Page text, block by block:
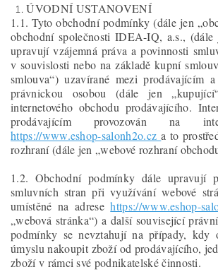
ÚVODNÍ USTANOVENÍ
1.1. Tyto obchodní podmínky (dále jen
obchodní společnosti IDEA-IQ, a.s., (dále
upravují vzájemná práva a povinnosti
v souvislosti nebo na základě kupní
smlouva“) uzavírané mezi prodávajícím
právnickou osobou (dále jen
internetového obchodu prodávajícího.
prodávajícím provozován na
https://www.eshop-salonh2o.cza to
rozhraní (dále jen „webové rozhraní
1.2. Obchodní podmínky dále upravují
smluvních stran při využívání webové
umístěné na adresehttps://www.eshop-
„webová stránka“) a další související
podmínky se nevztahují na případy, kdy
úmyslu nakoupit zboží od prodávajícího,
zboží v rámci své podnikatelské činnosti.